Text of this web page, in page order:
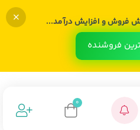
فروش و افزایش درآمد...
فروشنده
0